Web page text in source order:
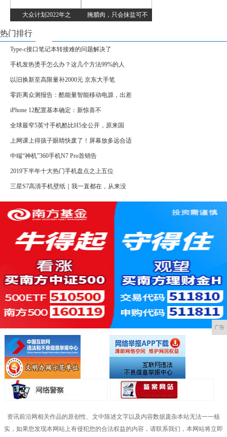
大众计划2022年之 腌腊肉，只会抹盐可不
热门排行
Type-c接口笔记本转接难的问题解决了
手机发热烫手怎么办？这几个方法99%的人
以旧换新至高限量补2000元 京东大手笔
零距离众测报告：酷能量智能移动电源，出差
iPhone 12配置基本确定：新惊喜不
全球最窄5英寸手机酷比H5全公开，原来国
上网课上得孩子眼睛快废了！屏幕放多远合适
中端“神机”360手机N7 Pro首销告
2019下半年十大热门手机盘点之上五位
三星S7高清手机壁纸｜我一直都在，从来没
广告
资讯前沿网相关作品的原创性、文中陈述文字以及内容数据庞杂本站无法一一核
实，如果您发现本网站上有侵犯您的合法权益的内容，请联系我们，本网站将立即